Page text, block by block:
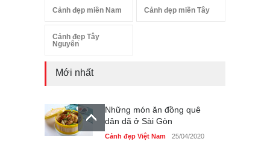
Cảnh đẹp miền Nam Cảnh đẹp miền Tây
Cảnh đẹp Tây
Nguyên
Mới nhất
Những món ăn đồng quê
dân dã ở Sài Gòn
Cảnh đẹp Việt Nam 25/04/2020